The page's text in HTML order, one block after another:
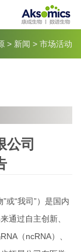
> 新闻 > 市场活动
公司
或“我司”）是国内
通过自主创新、
（ncRNA）、